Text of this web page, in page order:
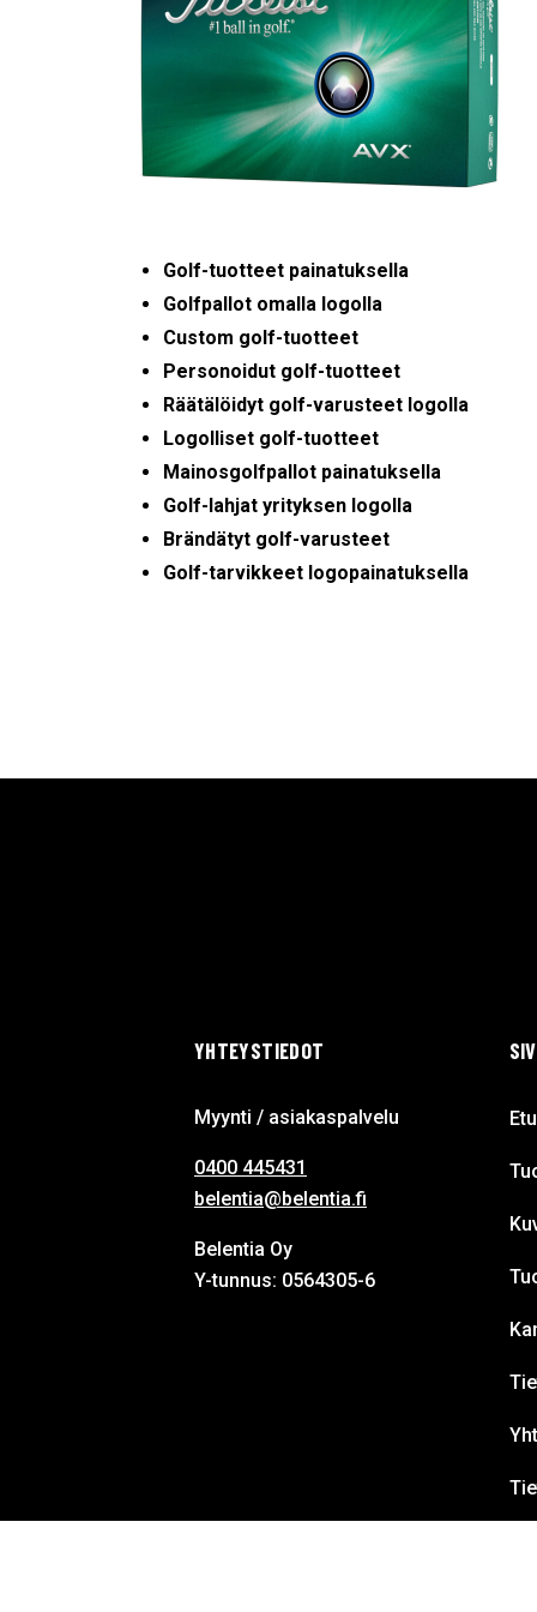
Golf-tuotteet painatuksella
Golfpallot omalla logolla
Custom golf-tuotteet
Personoidut golf-tuotteet
Räätälöidyt golf-varusteet logolla
Logolliset golf-tuotteet
Mainosgolfpallot painatuksella
Golf-lahjat yrityksen logolla
Brändätyt golf-varusteet
Golf-tarvikkeet logopainatuksella
YHTEYSTIEDOT
Myynti / asiakaspalvelu
0400 445431
belentia@belentia.fi
Belentia Oy
Y-tunnus: 0564305-6